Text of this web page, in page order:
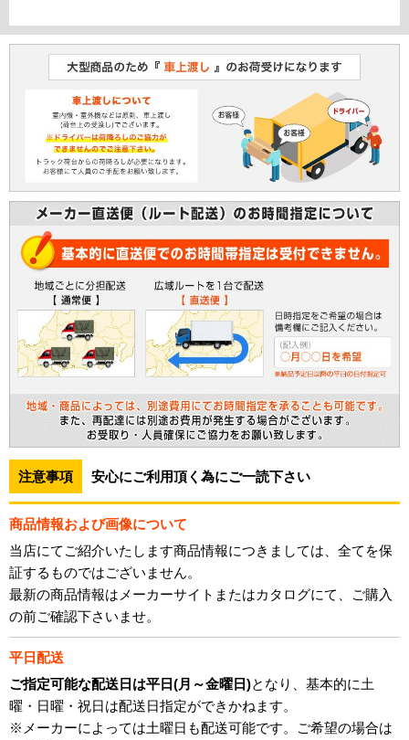
注意事項 安心にご利用頂く為にご一読下さい
商品情報および画像について
当店にてご紹介いたします商品情報につきましては、全てを保
証するものではございません。
最新の商品情報はメーカーサイトまたはカタログにて、ご購入
の前ご確認下さいませ。
平日配送
ご指定可能な配送日は平日(月～金曜日)となり、基本的に土
曜・日曜・祝日は配送日指定ができかねます。
※メーカーによっては土曜日も配送可能です。ご希望の場合は